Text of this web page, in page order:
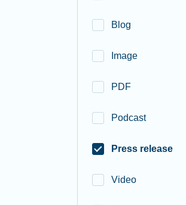
Blog
Image
PDF
Podcast
Press release
Video